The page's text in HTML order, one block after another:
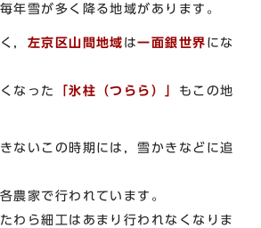
年雪が多く降る地域があります。
， 左京区山間地域 は一面銀世界 にな
なった
「氷柱（つらら）」 もこの地
ないこの時期には，雪かきなどに追
農家で行われています。
わら細工はあまり行われなくなりま